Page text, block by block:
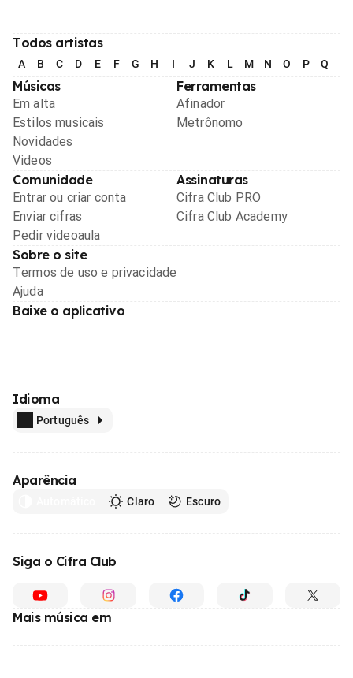
Todos artistas
A B C D E F G H I J K L M N O P Q
Músicas
Em alta
Estilos musicais
Novidades
Videos
Ferramentas
Afinador
Metrônomo
Comunidade
Entrar ou criar conta
Enviar cifras
Pedir videoaula
Assinaturas
Cifra Club PRO
Cifra Club Academy
Sobre o site
Termos de uso e privacidade
Ajuda
Baixe o aplicativo
Idioma
Português
Aparência
Claro Escuro
Siga o Cifra Club
Mais música em